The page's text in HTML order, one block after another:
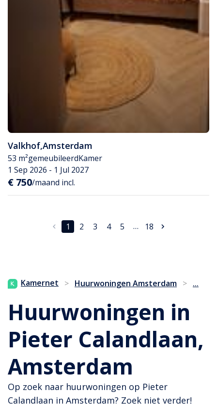
Valkhof,Amsterdam
53 m²gemeubileerdKamer
1 Sep 2026 - 1 Jul 2027
€ 750/maand incl.
1 2 3 4 5 … 18
Kamernet > Huurwoningen Amsterdam > ...
Huurwoningen in
Pieter Calandlaan,
Amsterdam
Op zoek naar huurwoningen op Pieter
Calandlaan in Amsterdam? Zoek niet verder!